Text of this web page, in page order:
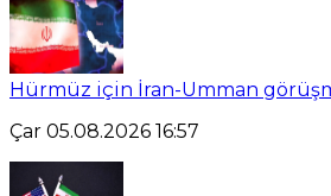
Hürmüz için İran-Umman
Çar 05.08.2026 16:57